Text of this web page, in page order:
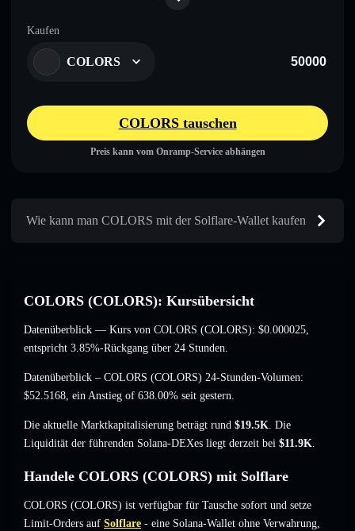
Kaufen
COLORS
COLORS tauschen
Preis kann vom Onramp-Service abhängen
Wie kann man COLORS mit der Solflare-Wallet kaufen
COLORS (COLORS): Kursübersicht
Datenüberblick — Kurs von COLORS (COLORS): $0.000025,
entspricht 3.85%-Rückgang über 24 Stunden.
Datenüberblick – COLORS (COLORS) 24-Stunden-Volumen:
$52.5168, ein Anstieg of 638.00% seit gestern.
Die aktuelle Marktkapitalisierung beträgt rund $19.5K. Die
Liquidität der führenden Solana-DEXes liegt derzeit bei $11.9K.
Handele COLORS (COLORS) mit Solflare
COLORS (COLORS) ist verfügbar für Tausche sofort und setze
Limit-Orders auf Solflare - eine Solana-Wallet ohne Verwahrung,